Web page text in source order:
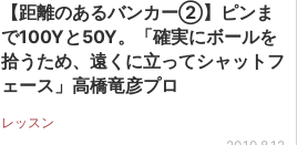
【距離のあるバンカー②】ピンま
で100Yと50Y。「確実にボールを
拾うため、遠くに立ってシャットフ
ェース」高橋竜彦プロ
レッスン